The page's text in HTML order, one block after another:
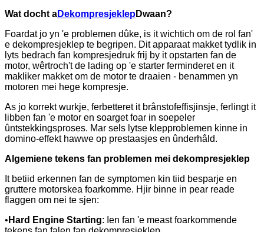
Wat docht aDekompresjeklepDwaan?
Foardat jo yn 'e problemen dûke, is it wichtich om de rol fan'
e dekompresjeklep te begripen. Dit apparaat makket tydlik in
lyts bedrach fan kompresjedruk frij by it opstarten fan de
motor, wêrtroch't de lading op 'e starter ferminderet en it
makliker makket om de motor te draaien - benammen yn
motoren mei hege kompresje.
As jo ​​​​korrekt wurkje, ferbetteret it brânstofeffisjinsje, ferlingt it
libben fan 'e motor en soarget foar in soepeler
ûntstekkingsproses. Mar sels lytse klepproblemen kinne in
domino-effekt hawwe op prestaasjes en ûnderhâld.
Algemiene tekens fan problemen mei dekompresjeklep
It betiid erkennen fan de symptomen kin tiid besparje en
gruttere motorskea foarkomme. Hjir binne in pear reade
flaggen om nei te sjen:
• Hard Engine Starting: Ien fan 'e meast foarkommende